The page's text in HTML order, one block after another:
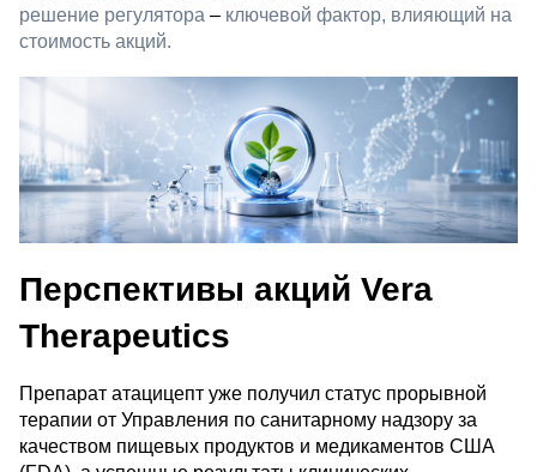
решение регулятора – ключевой фактор, влияющий на
стоимость акций.
Перспективы акций Vera
Therapeutics
Препарат атацицепт уже получил статус прорывной
терапии от Управления по санитарному надзору за
качеством пищевых продуктов и медикаментов США